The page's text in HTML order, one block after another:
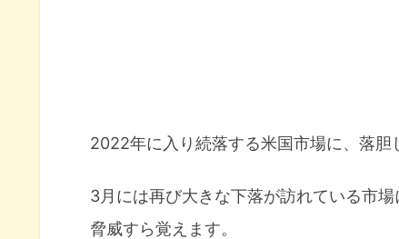
2022年に入り続落する米国市場に、落胆
3月には再び大きな下落が訪れている市
脅威すら覚えます。